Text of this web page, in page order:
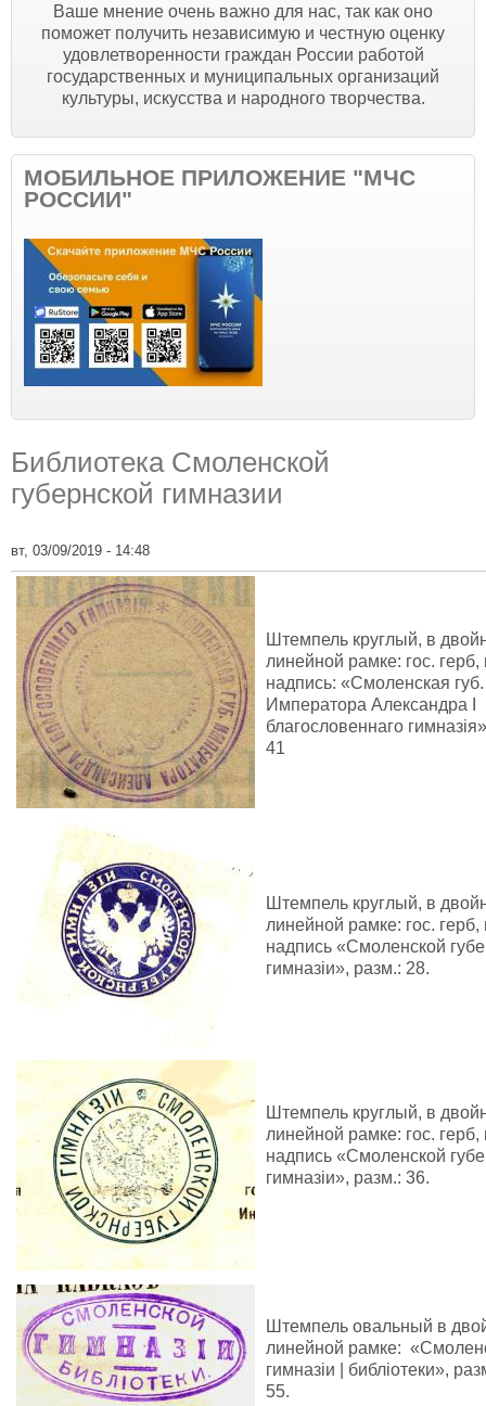
Ваше мнение очень важно для нас, так как оно
поможет получить независимую и честную оценку
удовлетворенности граждан России работой
государственных и муниципальных организаций
культуры, искусства и народного творчества.
МОБИЛЬНОЕ ПРИЛОЖЕНИЕ "МЧС
РОССИИ"
Библиотека Смоленской
губернской гимназии
вт, 03/09/2019 - 14:48
Штемпель круглый, в
линейной рамке: гос. герб,
надпись: «Смоленская губ.
Императора Александра I
благословеннаго
41
Штемпель круглый, в
линейной рамке: гос. герб,
надпись «Смоленской
гимназiи», разм.: 28.
Штемпель круглый, в
линейной рамке: гос. герб,
надпись «Смоленской
гимназiи», разм.: 36.
Штемпель овальный в
линейной рамке:
гимназiи | библiотеки»,
55.